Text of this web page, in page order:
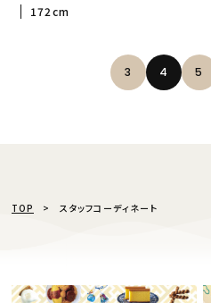
172cm
3 4 5
TOP スタッフコーディネート